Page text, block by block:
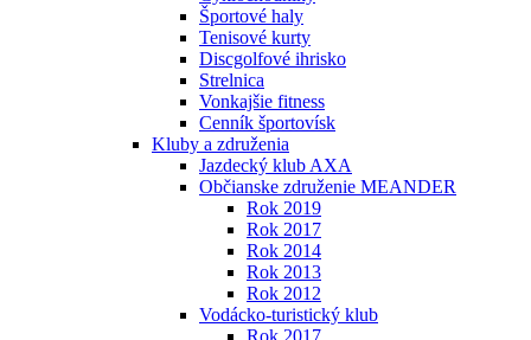
Športové haly
Tenisové kurty
Discgolfové ihrisko
Strelnica
Vonkajšie fitness
Cenník športovísk
Kluby a združenia
Jazdecký klub AXA
Občianske združenie MEANDER
Rok 2019
Rok 2017
Rok 2014
Rok 2013
Rok 2012
Vodácko-turistický klub
Rok 2017